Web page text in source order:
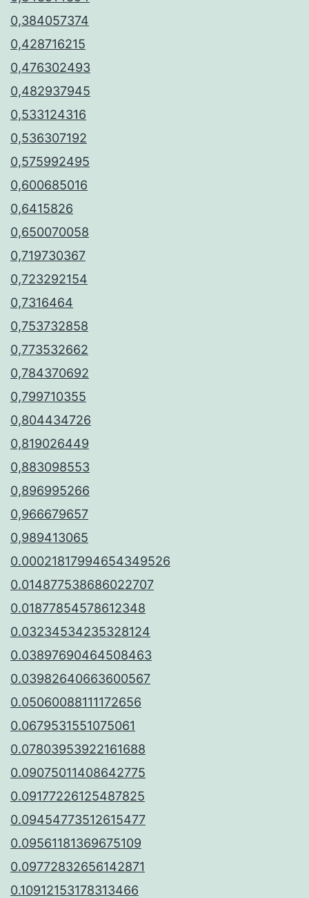
0,384057374
0,428716215
0,476302493
0,482937945
0,533124316
0,536307192
0,575992495
0,600685016
0,6415826
0,650070058
0,719730367
0,723292154
0,7316464
0,753732858
0,773532662
0,784370692
0,799710355
0,804434726
0,819026449
0,883098553
0,896995266
0,966679657
0,989413065
0.00021817994654349526
0.014877538686022707
0.01877854578612348
0.03234534235328124
0.03897690464508463
0.03982640663600567
0.05060088111172656
0.0679531551075061
0.07803953922161688
0.09075011408642775
0.09177226125487825
0.09454773512615477
0.09561181369675109
0.09772832656142871
0.10912153178313466